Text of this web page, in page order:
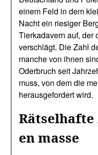
einem Feld in dem
Nacht ein riesiger
Tierkadavern auf, der
verschlägt. Die Zahl
manche von ihnen
Oderbruch seit
muss, von dem die
herausgefordert wird.
en masse